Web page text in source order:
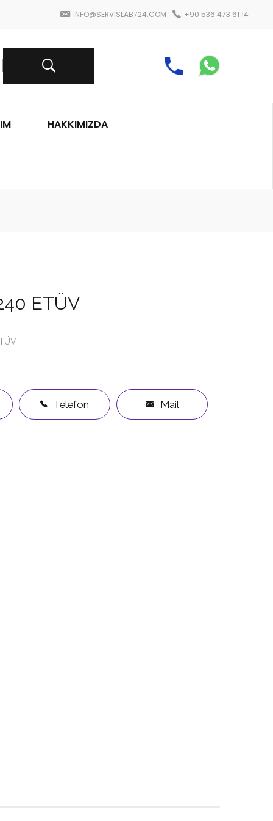
INFO@SERVISLAB724.COM +90 536 473 61 14
HAKKIMIZDA
ETÜV
Telefon Mail